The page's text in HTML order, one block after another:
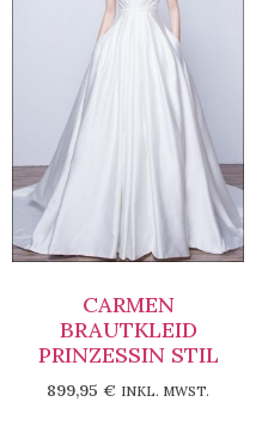
CARMEN
BRAUTKLEID
PRINZESSIN STIL
899,95 € INKL. MWST.